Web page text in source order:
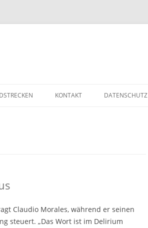
KONTAKT DATENSCHUTZ
Claudio Morales, während er seinen
steuert. „Das Wort ist im Delirium